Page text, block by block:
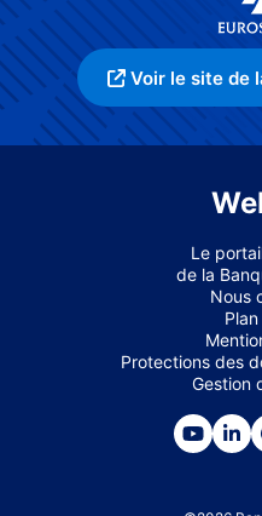
Voir le site de
Le
de la
Nous
Protections des
Gestion